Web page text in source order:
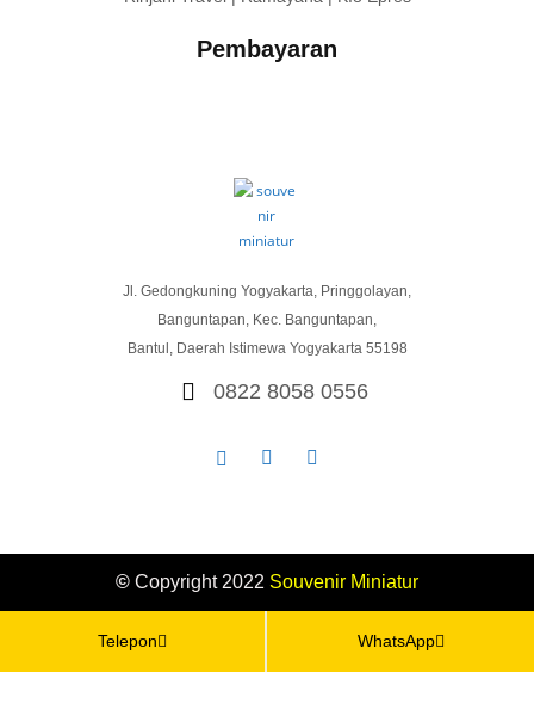
Pembayaran
Jl. Gedongkuning Yogyakarta, Pringgolayan,
Banguntapan, Kec. Banguntapan,
Bantul, Daerah Istimewa Yogyakarta 55198
0822 8058 0556
© Copyright 2022 Souvenir Miniatur
Telepon WhatsApp